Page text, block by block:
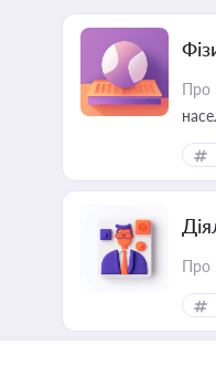
Про
Про